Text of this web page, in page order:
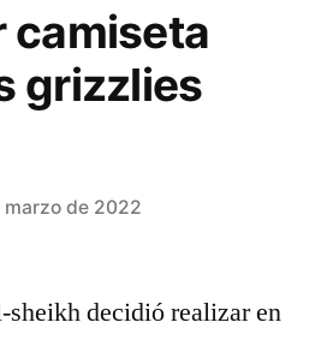
camiseta
grizzlies
marzo de 2022
decidió realizar en